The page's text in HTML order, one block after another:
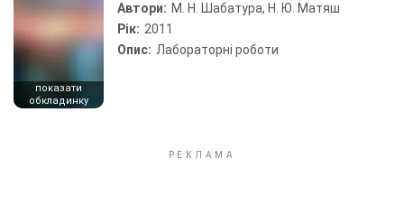
показати
обкладинку
Автори: М. Н. Шабатура, Н. Ю. Матяш
Рік: 2011
Опис: Лабораторні роботи